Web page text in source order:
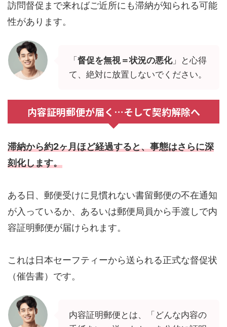
訪問督促まで来ればご近所にも滞納が知られる可能
性があります。
「督促を無視＝状況の悪化」と心得
て、絶対に放置しないでください。
内容証明郵便が届く…そして契約解除へ
滞納から約2ヶ月ほど経過すると、事態はさらに深
刻化します。
ある日、郵便受けに見慣れない書留郵便の不在通知
が入っているか、あるいは郵便局員から手渡しで内
容証明郵便が届けられます。
これは日本セーフティーから送られる正式な督促状
（催告書）です。
内容証明郵便とは、「どんな内容の